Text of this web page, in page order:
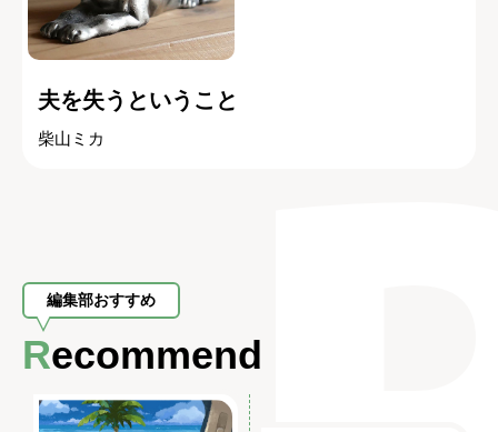
夫を失うということ
柴山ミカ
編集部おすすめ
Recommend